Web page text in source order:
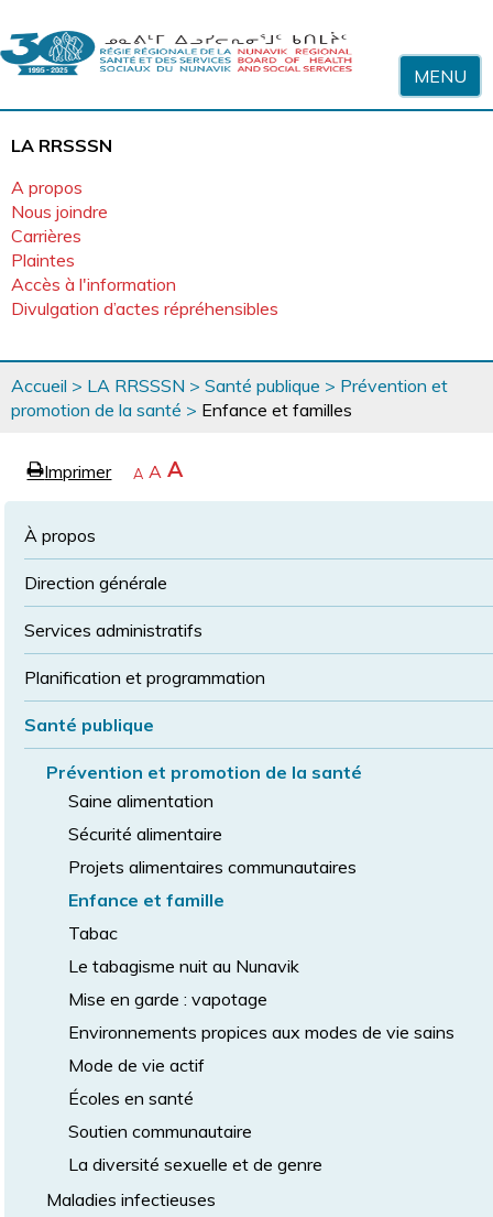
MENU
LA RRSSSN
A propos
Nous joindre
Carrières
Plaintes
Accès à l'information
Divulgation d’actes répréhensibles
Vous
êtes
ici
Accueil > LA RRSSSN > Santé publique > Prévention et
promotion de la santé > Enfance et familles
eImprimerpageRétrécir
A Revenir
à
police
A Agrandir
la
A
À propos
Direction générale
Services administratifs
Planification et programmation
Santé publique
Prévention et promotion de la santé
Saine alimentation
Sécurité alimentaire
Projets alimentaires communautaires
Enfance et famille
Tabac
Le tabagisme nuit au Nunavik
Mise en garde : vapotage
Environnements propices aux modes de vie sains
Mode de vie actif
Écoles en santé
Soutien communautaire
La diversité sexuelle et de genre
Maladies infectieuses